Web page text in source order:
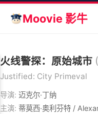
Moovie 影牛
火线警探：原始城市
Justified: City Primeval
导演: 迈克尔·丁纳
主演: 蒂莫西·奥利芬特 /